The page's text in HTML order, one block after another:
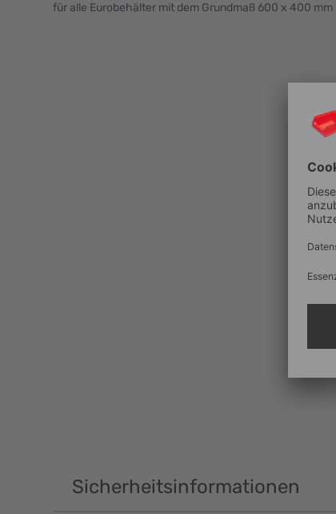
für alle Eurobehälter mit dem Grundmaß 600 x 400 mm
Sicherheitsinformationen